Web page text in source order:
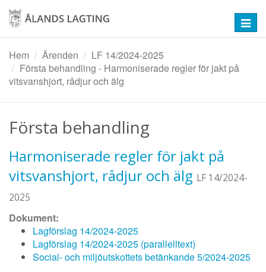
Hoppa
huvudinnehåll
Hem
Ärenden
LF 14/2024-2025
Första behandling - Harmoniserade regler för jakt på
vitsvanshjort, rådjur och älg
Första behandling
Harmoniserade regler för jakt på
vitsvanshjort, rådjur och älg LF 14/2024-
2025
Dokument:
Lagförslag 14/2024-2025
Lagförslag 14/2024-2025 (parallelltext)
Social- och miljöutskottets betänkande 5/2024-2025